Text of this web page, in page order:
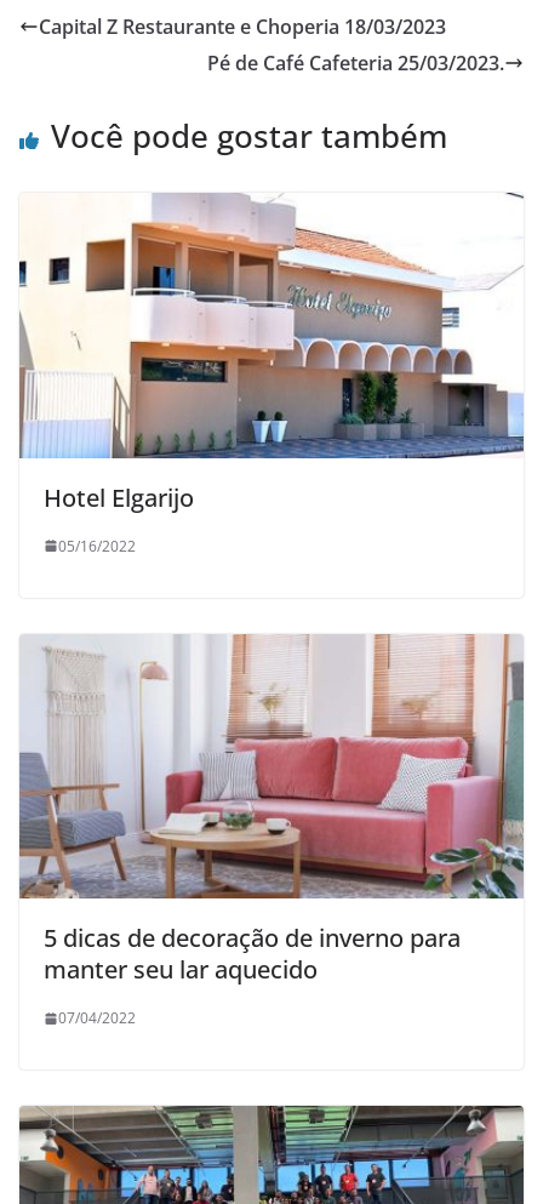
Capital Z Restaurante e Choperia 18/03/2023
Pé de Café Cafeteria 25/03/2023.
Você pode gostar também
Hotel Elgarijo
05/16/2022
5 dicas de decoração de inverno para
manter seu lar aquecido
07/04/2022